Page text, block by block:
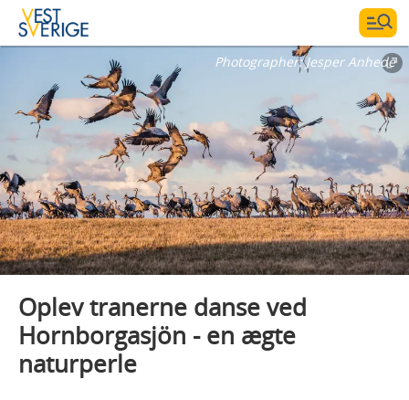
Photographer:Jesper Anhede
Oplev tranerne danse ved
Hornborgasjön - en ægte
naturperle